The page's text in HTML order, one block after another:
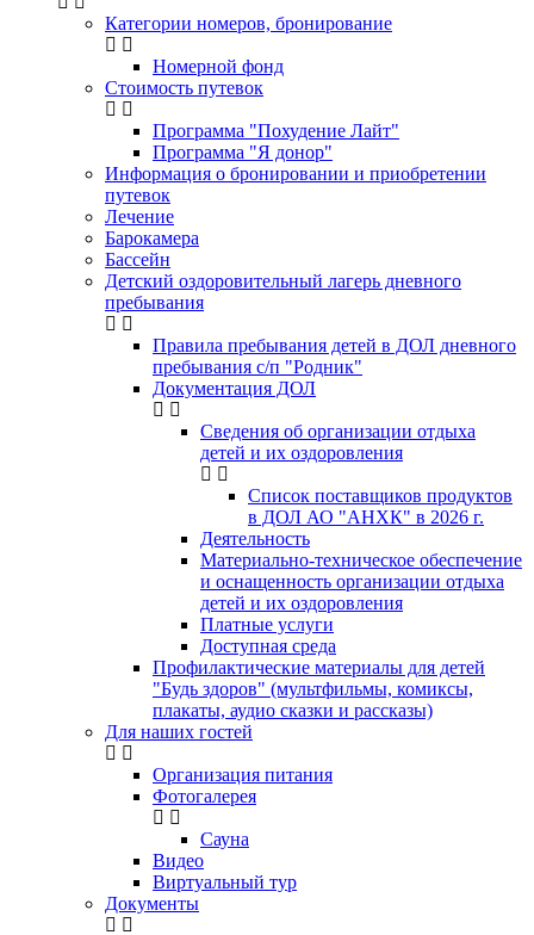
Категории номеров, бронирование
Номерной фонд
Стоимость путевок
Программа "Похудение Лайт"
Программа "Я донор"
Информация о бронировании и приобретении
путевок
Лечение
Барокамера
Бассейн
Детский оздоровительный лагерь дневного
пребывания
Правила пребывания детей в ДОЛ дневного
пребывания с/п "Родник"
Документация ДОЛ
Сведения об организации отдыха
детей и их оздоровления
Список поставщиков продуктов
в ДОЛ АО "АНХК" в 2026 г.
Деятельность
Материально-техническое обеспечение
и оснащенность организации отдыха
детей и их оздоровления
Платные услуги
Доступная среда
Профилактические материалы для детей
"Будь здоров" (мультфильмы, комиксы,
плакаты, аудио сказки и рассказы)
Для наших гостей
Организация питания
Фотогалерея
Сауна
Видео
Виртуальный тур
Документы